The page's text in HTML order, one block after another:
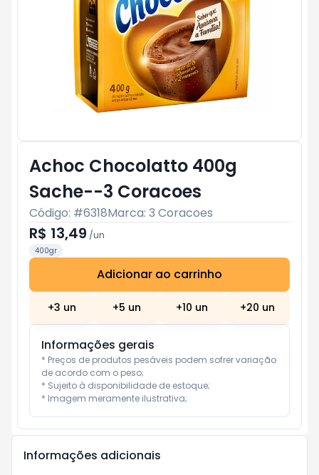
Achoc Chocolatto 400g
Sache--3 Coracoes
Código: #6318Marca: 3 Coracoes
R$ 13,49 /un
400gr
Adicionar ao carrinho
+3 un +5 un +10 un +20 un
Informações gerais
* Preços de produtos pesáveis podem sofrer variação
de acordo com o peso;
* Sujeito à disponibilidade de estoque;
* Imagem meramente ilustrativa;
Informações adicionais